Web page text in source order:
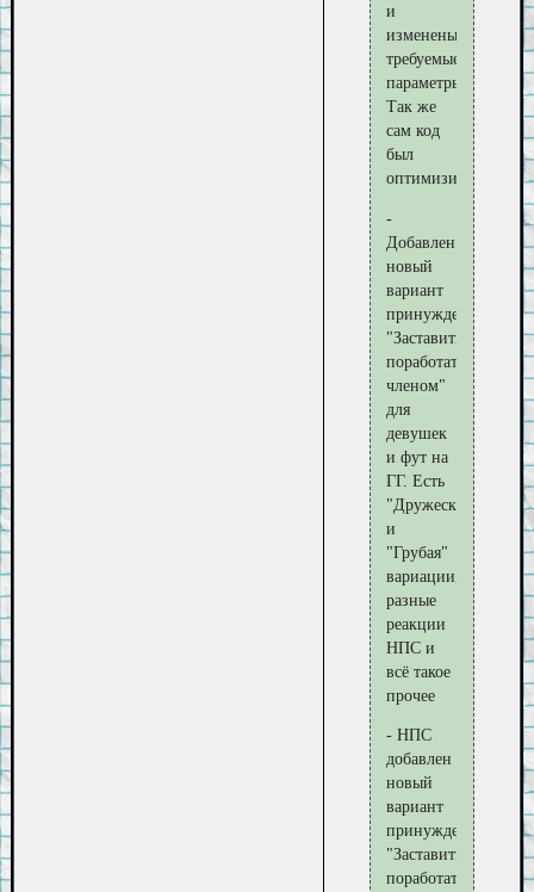
и
изменены
требуемые
параметры.
Так же
сам код
был
оптимизирован
-
Добавлен
новый
вариант
принуждения:
"Заставить
поработать
членом"
для
девушек
и фут на
ГГ. Есть
"Дружеская"
и
"Грубая"
вариации,
разные
реакции
НПС и
всё такое
прочее
- НПС
добавлен
новый
вариант
принуждения:
"Заставить
поработать